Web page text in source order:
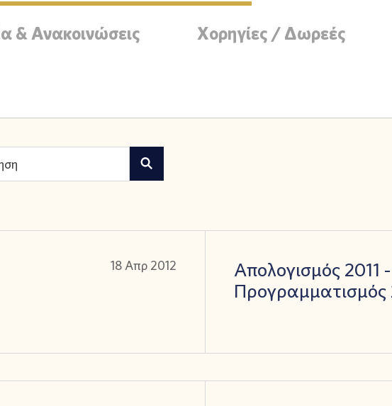
& Ανακοινώσεις Χορηγίες / Δωρεές
18 Απρ 2012
Απολογισμός 2011 -
Προγραμματισμός